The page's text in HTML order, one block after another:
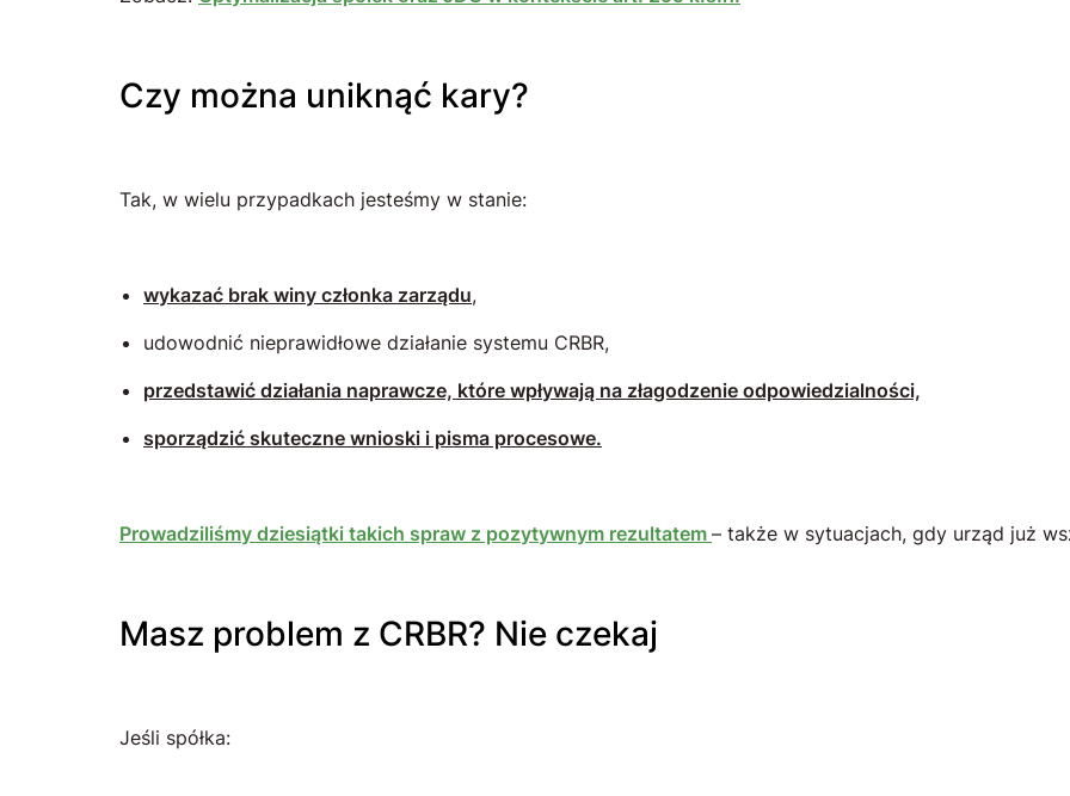
Czy można uniknąć kary?
Tak, w wielu przypadkach jesteśmy w stanie:
wykazać brak winy członka zarządu,
udowodnić nieprawidłowe działanie systemu CRBR,
przedstawić działania naprawcze, które wpływają na złagodzenie odpowiedzialności,
sporządzić skuteczne wnioski i pisma procesowe.
Prowadziliśmy dziesiątki takich spraw z pozytywnym rezultatem – także w sytuacjach, gdy urząd już
Masz problem z CRBR? Nie czekaj
Jeśli spółka: